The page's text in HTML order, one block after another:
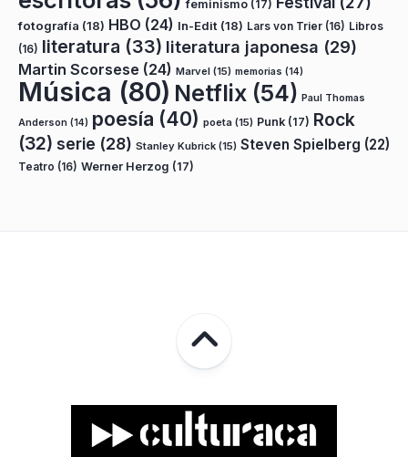
feminismo (17)
fotografía (18) HBO (24) In-Edit (18) Lars von Trier (16) Libros
(16) literatura (33) literatura japonesa (29)
Martin Scorsese (24) Marvel (15) memorias (14)
Música (80) Netflix (54) Paul Thomas
Anderson (14) poesía (40) poeta (15) Punk (17) Rock
(32) serie (28) Stanley Kubrick (15) Steven Spielberg (22)
Teatro (16) Werner Herzog (17)